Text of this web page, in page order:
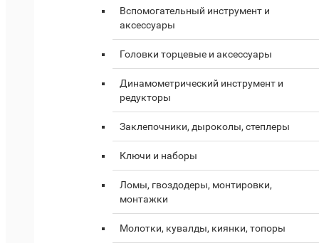
Вспомогательный инструмент и
аксессуары
Головки торцевые и аксессуары
Динамометрический инструмент и
редукторы
Заклепочники, дыроколы, степлеры
Ключи и наборы
Ломы, гвоздодеры, монтировки,
монтажки
Молотки, кувалды, киянки, топоры